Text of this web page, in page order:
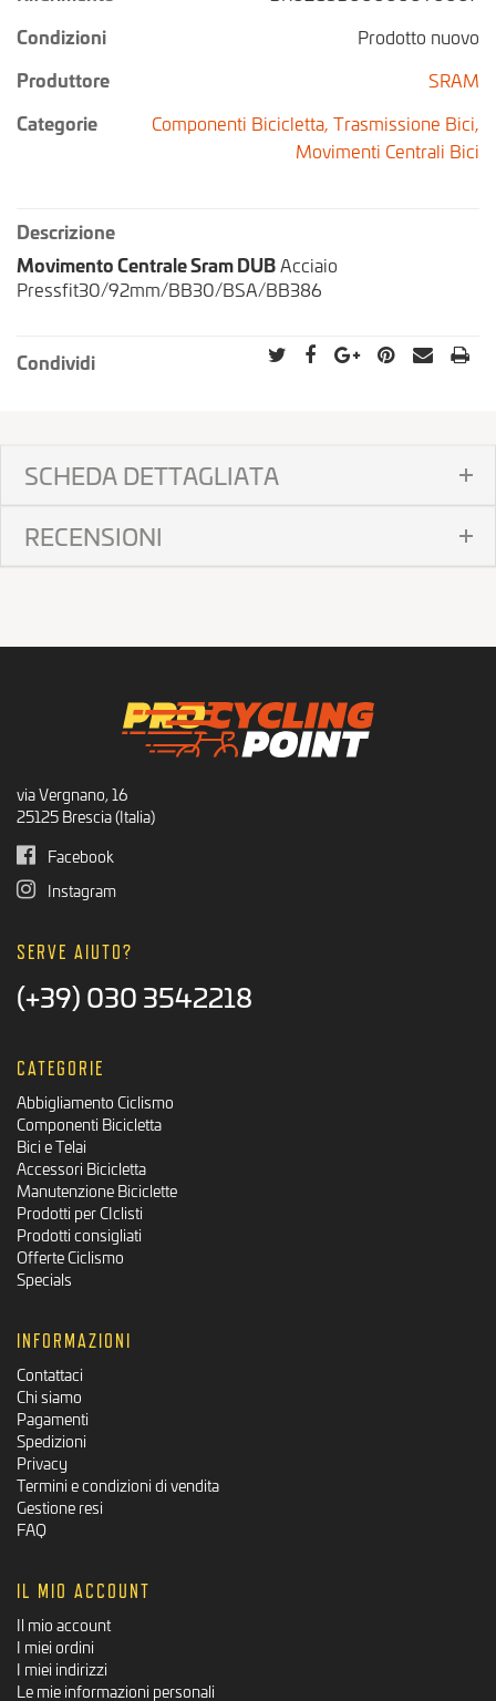
Condizioni
Prodotto nuovo
Produttore
SRAM
Categorie
Componenti Bicicletta, Trasmissione Bici,
Movimenti Centrali Bici
Descrizione
Movimento Centrale Sram DUBAcciaio
Pressfit30/92mm/BB30/BSA/BB386
Condividi
SCHEDA DETTAGLIATA
RECENSIONI
via Vergnano, 16
25125 Brescia (Italia)
Facebook
Instagram
SERVE AIUTO?
(+39) 030 3542218
CATEGORIE
Abbigliamento Ciclismo
Componenti Bicicletta
Bici e Telai
Accessori Bicicletta
Manutenzione Biciclette
Prodotti per CIclisti
Prodotti consigliati
Offerte Ciclismo
Specials
INFORMAZIONI
Contattaci
Chi siamo
Pagamenti
Spedizioni
Privacy
Termini e condizioni di vendita
Gestione resi
FAQ
IL MIO ACCOUNT
Il mio account
I miei ordini
I miei indirizzi
Le mie informazioni personali